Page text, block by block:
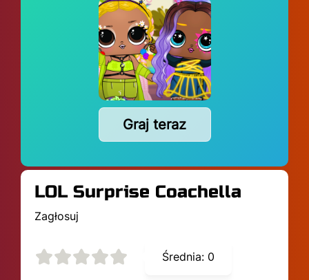
Graj teraz
LOL Surprise Coachella
Zagłosuj
Średnia: 0